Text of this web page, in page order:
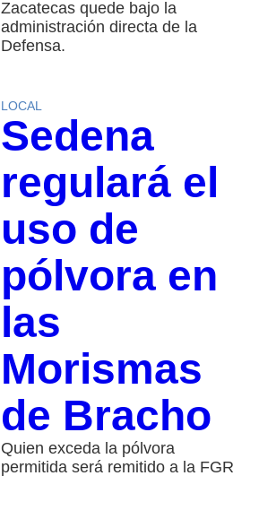
Zacatecas quede bajo la
administración directa de la
Defensa.
LOCAL
Sedena
regulará el
uso de
pólvora en
las
Morismas
de Bracho
Quien exceda la pólvora
permitida será remitido a la FGR